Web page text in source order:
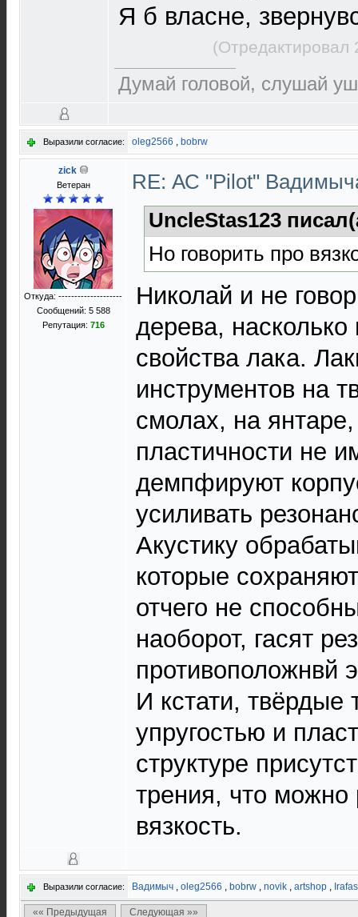
Я б власне,
Думай головой, слушай
Выразили согласие: oleg2566 , bobrw
zick
Ветеран
Откуда: --------------------
Сообщений: 5 588
Репутация: 716
RE: АС "Pilot"
UncleStas123
Но говорить про
Николай и не
дерева,
свойства лака.
инструментов на
смолах, на
пластичности не
демпфируют
усиливать
Акустику
которые
отчего не
наоборот, гасят
противоположнвй
И кстати, твёрдые
упругостью и
структуре
трения, что можно
вязкость.
Выразили согласие: Вадимыч , oleg2566 , bobrw , novik , artshop , Irafas
«« Предыдущая Следующая »»